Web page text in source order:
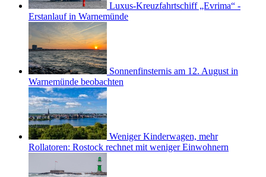
Luxus-Kreuzfahrtschiff „Evrima“ -
Erstanlauf in Warnemünde
Sonnenfinsternis am 12. August in
Warnemünde beobachten
Weniger Kinderwagen, mehr
Rollatoren: Rostock rechnet mit weniger Einwohnern